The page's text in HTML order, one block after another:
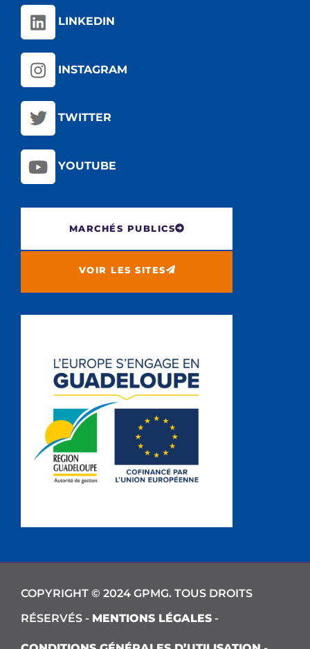
LINKEDIN
INSTAGRAM
TWITTER
YOUTUBE
MARCHÉS PUBLICS
VOIR LES SITES
COPYRIGHT © 2024 GPMG. TOUS DROITS
RÉSERVÉS - MENTIONS LÉGALES -